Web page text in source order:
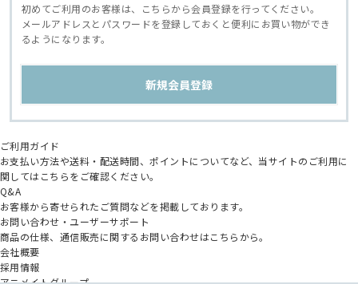
初めてご利用のお客様は、こちらから会員登録を行ってください。
メールアドレスとパスワードを登録しておくと便利にお買い物ができ
るようになります。
ご利用ガイド
お支払い方法や送料・配送時間、ポイントについてなど、当サイトのご利用に
関してはこちらをご確認ください。
Q&A
お客様から寄せられたご質問などを掲載しております。
お問い合わせ・ユーザーサポート
商品の仕様、通信販売に関するお問い合わせはこちらから。
会社概要
採用情報